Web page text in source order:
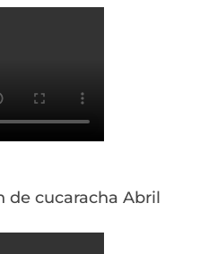
de cucaracha Abril